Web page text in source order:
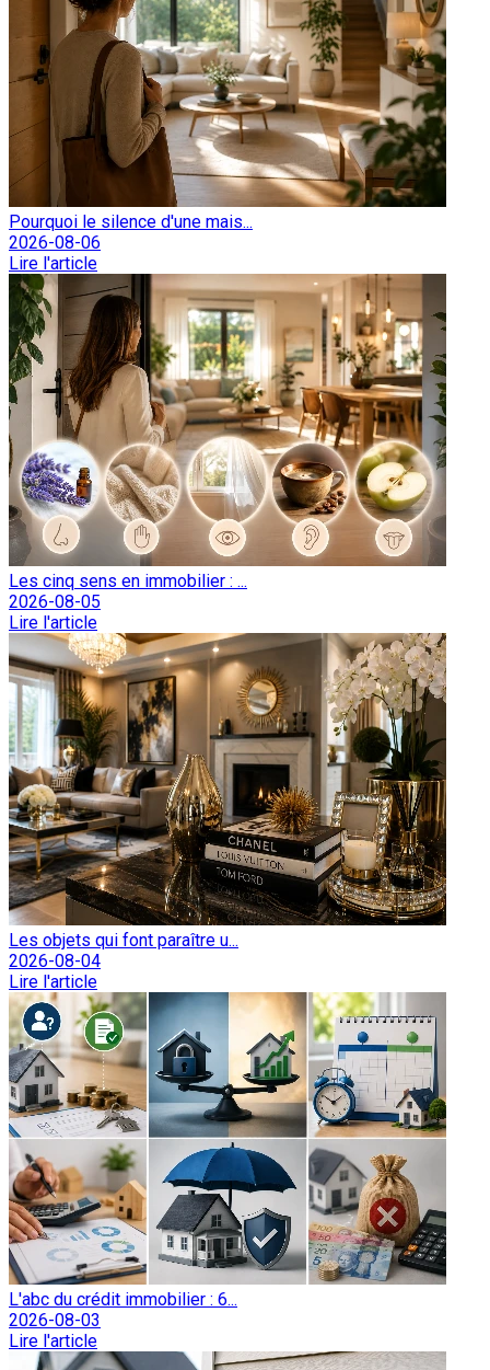
Pourquoi le silence d'une mais...
2026-08-06
Lire l'article
Les cinq sens en immobilier : ...
2026-08-05
Lire l'article
Les objets qui font paraître u...
2026-08-04
Lire l'article
L'abc du crédit immobilier : 6...
2026-08-03
Lire l'article